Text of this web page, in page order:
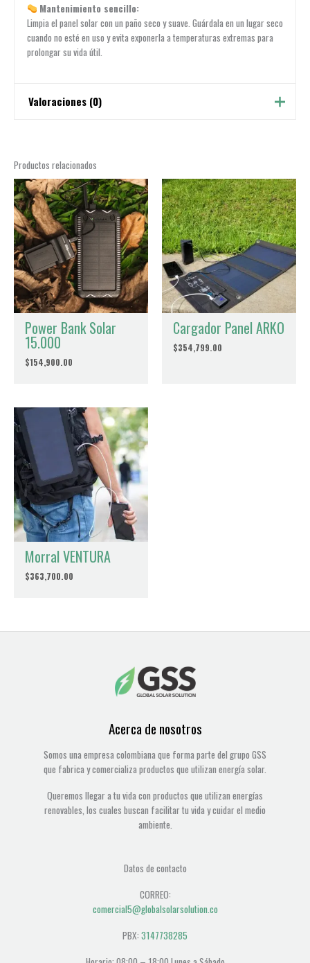
Mantenimiento sencillo:
Limpia el panel solar con un paño seco y suave. Guárdala en un lugar seco
cuando no esté en uso y evita exponerla a temperaturas extremas para
prolongar su vida útil.
Valoraciones (0)
Sé el primero en valorar “Power Bank Solar
10.000”
Tu dirección de correo electrónico no será publicada.Los
campos obligatorios están marcados con*
Tu puntuación
Tu valoración
Nombre
Correo electrónico*
Guardar mi nombre, correo electrónico y sitio web en este
navegador para la próxima vez que haga un comentario.
Productos relacionados
Power Bank Solar
15.000
$154,900.00
Cargador Panel ARKO
$354,799.00
Morral VENTURA
$363,700.00
Acerca de nosotros
Somos una empresa colombiana que forma parte del grupo GSS
que fabrica y comercializa productos que utilizan energía solar.
Queremos llegar a tu vida con productos que utilizan energías
renovables, los cuales buscan facilitar tu vida y cuidar el medio
ambiente.
Datos de contacto
CORREO:
comercial5@globalsolarsolution.co
PBX: 3147738285